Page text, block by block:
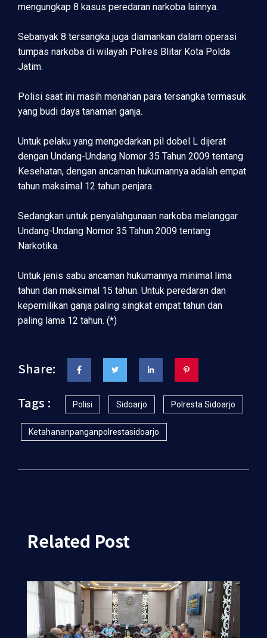
mengungkap 8 kasus peredaran narkoba lainnya.
Sebanyak 8 tersangka juga diamankan dalam operasi
tumpas narkoba di wilayah Polres Blitar Kota Polda
Jatim.
Polisi saat ini masih menahan para tersangka termasuk
yang budi daya tanaman ganja.
Untuk pelaku yang mengedarkan pil dobel L dijerat
dengan Undang-Undang Nomor 35 Tahun 2009 tentang
Kesehatan, dengan ancaman hukumannya adalah empat
tahun maksimal 12 tahun penjara.
Sedangkan untuk penyalahgunaan narkoba melanggar
Undang-Undang Nomor 35 Tahun 2009 tentang
Narkotika.
Untuk jenis sabu ancaman hukumannya minimal lima
tahun dan maksimal 15 tahun. Untuk peredaran dan
kepemilikan ganja paling singkat empat tahun dan
paling lama 12 tahun. (*)
Share:
Tags :
Polisi Sidoarjo Polresta Sidoarjo
Ketahananpanganpolrestasidoarjo
Related Post